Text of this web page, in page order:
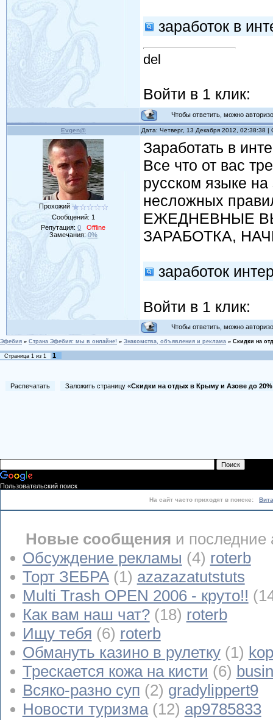
заработок в
del
Войти в 1 клик:
Чтобы ответить, можно
Evgen@ Дата: Четверг, 13 Декабря 2012, 02:38:38
Прохожий
Сообщений: 1
Репутация:0
Offline
Замечания: 0%
Заработать в
Все что от вас
русском языке
несложных
ЕЖЕДНЕВНЫЕ
ЗАРАБОТКА,
заработок
Войти в 1 клик:
Чтобы ответить, можно
Эфебия » Страна Эфебия: мы в онлайне! » Знакомства, объявления и реклама » Скидки на
Страница 1 из 1 1
Распечатать Заложить страницу «Скидки на отдых в Крыму и Азове до
Пользовательский поиск
На сайт часто приходят в поиске:
Новые сообщения и последние
Обсуждение рекламы (4) roterb
Торт ЗЕБРА (1) azazazatutstuts
Multi Trash OPEN 2006 - круто!!
Как вам наш чат? (18) roterb
Ищу тебя (6) roterb
Обмануть казино в рулетку (1)
Трескается кожа на кисти (6)
Всяко-разно суп (2) gradylippert9
Новости туризма (12) ap9785833